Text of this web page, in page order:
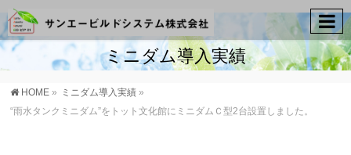
ミニダム導入実績
HOME » ミニダム導入実績 »
“雨水タンクミニダム”をトット文化館にミニダムＣ型2台設置しました。